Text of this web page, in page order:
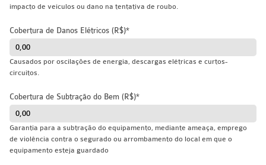
impacto de veículos ou dano na tentativa de roubo.
Cobertura de Danos Elétricos (R$)
Causados por oscilações de energia, descargas elétricas e curtos-
circuitos.
Cobertura de Subtração do Bem (R$)
Garantia para a subtração do equipamento, mediante ameaça, emprego
de violência contra o segurado ou arrombamento do local em que o
equipamento esteja guardado